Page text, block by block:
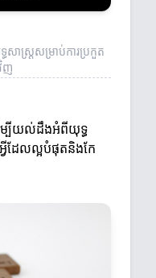
ាស្ត្រសម្រាប់ការប្រកួត
ញ
ម្បីយល់ដឹងអំពីយុទ្ធ
វីដែលល្អបំផុតនិងកែ